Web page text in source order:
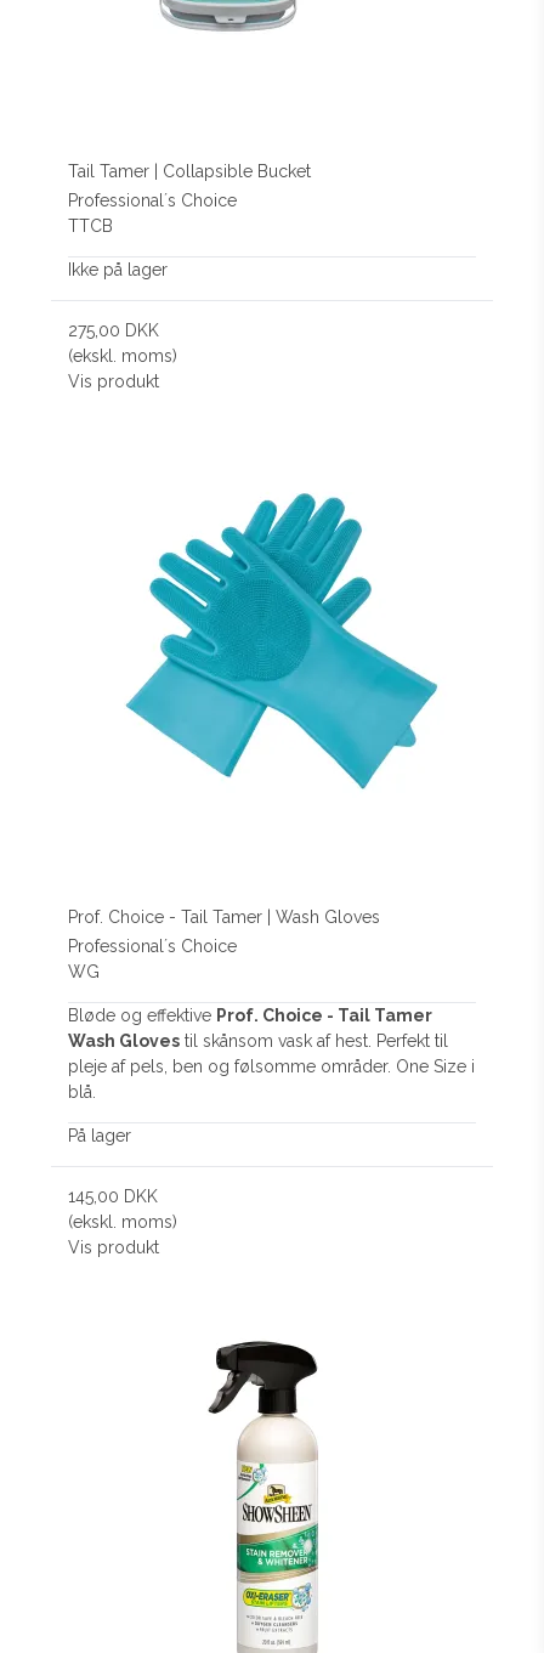
Tail Tamer | Collapsible Bucket
Professional´s Choice
TTCB
Ikke på lager
275,00 DKK
(ekskl. moms)
Vis produkt
Prof. Choice - Tail Tamer | Wash Gloves
Professional´s Choice
WG
Bløde og effektive Prof. Choice - Tail Tamer
Wash Gloves til skånsom vask af hest. Perfekt til
pleje af pels, ben og følsomme områder. One Size i
blå.
På lager
145,00 DKK
(ekskl. moms)
Vis produkt